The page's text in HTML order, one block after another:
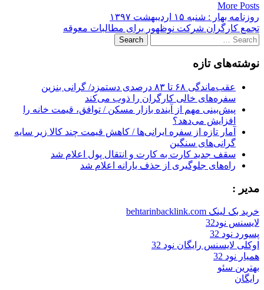
More Posts
Post
navigation
روزنامه بهار : شنبه ۱۵ ارديبهشت ۱۳۹۷
تجمع کارگران شرکت نوظهور برای مطالبات معوقه‌
Search
for:
نوشته‌های تازه
عقب‌ماندگی ۶۸ تا ۸۳ درصدی دستمزد/ گرانی بنزین
سفره‌های خالی کارگران را ذوب می‌کند
پیش‌بینی مهم از آینده بازار مسکن / توافق، قیمت خانه را
افزایش می‌دهد؟
آمار تازه از سفره ایرانی‌ها / کاهش قیمت چند کالا زیر سایه
گرانی‌های سنگین
سقف جدید کارت به کارت و انتقال پول اعلام شد
راه‌های جلوگیری از حذف یارانه اعلام شد
مدیر :
خرید بک لینک behtarinbacklink.com
لایسنس نود32
پسورد نود 32
اوکلی لایسنس رایگان نود 32
همیار نود 32
بهترین سئو
رایگان